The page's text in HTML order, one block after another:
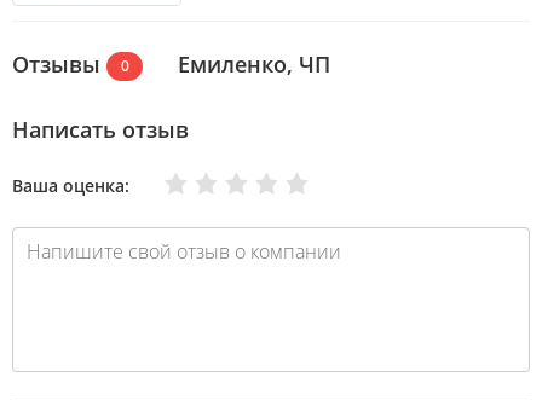
Отзывы 0 Емиленко, ЧП
Написать отзыв
Ваша оценка: Отлично
Хорошо
Нормально
Плохо
Очень плохо